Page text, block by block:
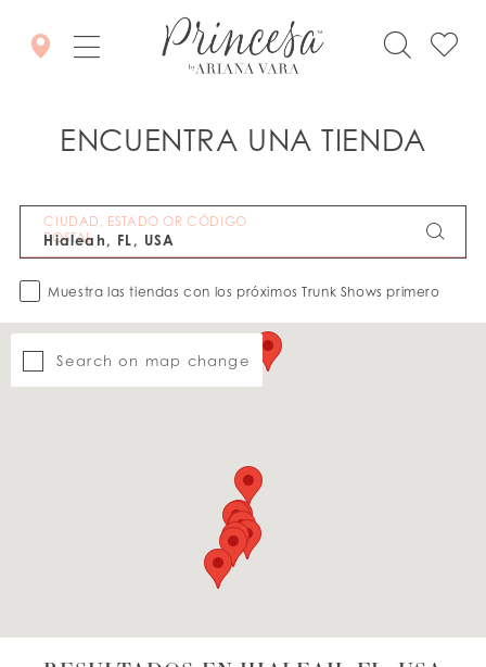
LISTA DE DESEOS
ENCUENTRA UNA TIENDA
CIUDAD, ESTADO OR CÓDIGO
POSTAL
Muestra las tiendas con los próximos Trunk Shows primero
Search on map change